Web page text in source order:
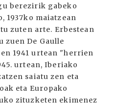
berezirik gabeko
1937ko maiatzean
zuten arte. Erbestean
zuen De Gaulle
1941 urtean "herrien
urtean, Iberiako
saiatu zen eta
eta Europako
zituzketen ekimenez